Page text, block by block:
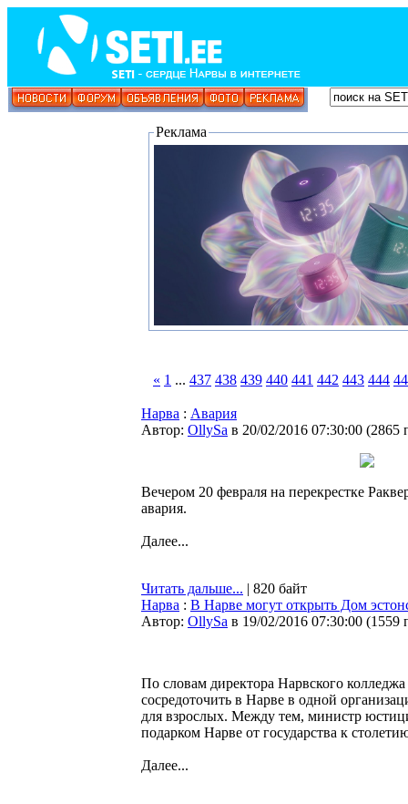
Реклама
« 1 ... 437 438 439 440 441 442 443 444
Нарва : Авария
Автор: OllySa в 20/02/2016 07:30:00 (2865
Вечером 20 февраля на перекрестке
авария.
Далее...
Читать дальше... | 820 байт
Нарва : В Нарве могут открыть Дом
Автор: OllySa в 19/02/2016 07:30:00 (1559
По словам директора Нарвского
сосредоточить в Нарве в одной
для взрослых. Между тем, министр
подарком Нарве от государства к
Далее...